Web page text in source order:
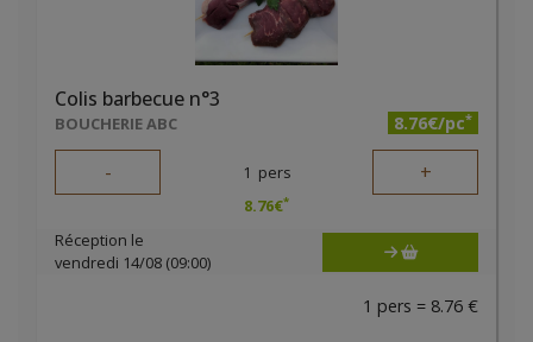
Colis barbecue n°3
BOUCHERIE ABC 8.76€/pc*
- 1 pers +
8.76€*
Réception le
vendredi 14/08 (09:00)
1 pers = 8.76 €